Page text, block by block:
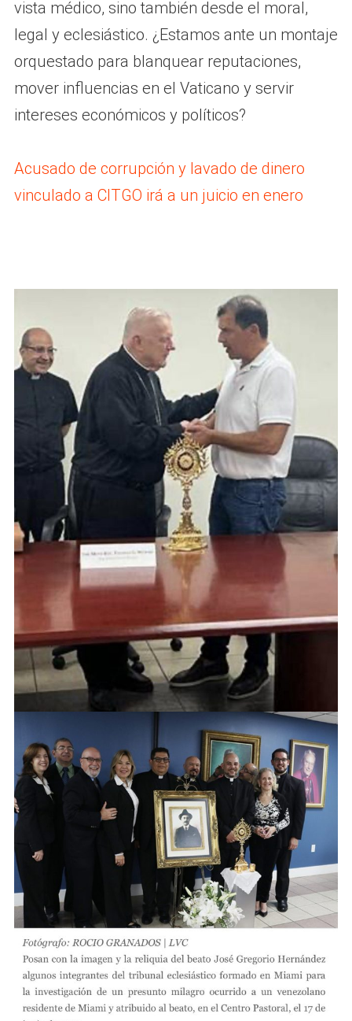
vista médico, sino también desde el moral,
legal y eclesiástico. ¿Estamos ante un montaje
orquestado para blanquear reputaciones,
mover influencias en el Vaticano y servir
intereses económicos y políticos?
Acusado de corrupción y lavado de dinero
vinculado a CITGO irá a un juicio en enero